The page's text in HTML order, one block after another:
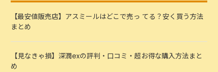
【最安値販売店】アスミールはどこで売っ てる？安く買う方法
まとめ
【見なきゃ損】深潤exの評判・口コミ・超お得な購入方法まと
め